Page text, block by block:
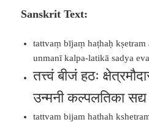
Sanskrit Text:
tattvaṃ bījaṃ haṭhaḥ
unmanī kalpa-latikā sadya
तत्त्वं बीजं हठः
उन्मनी कल्पलतिका
tattvam bijam hathah